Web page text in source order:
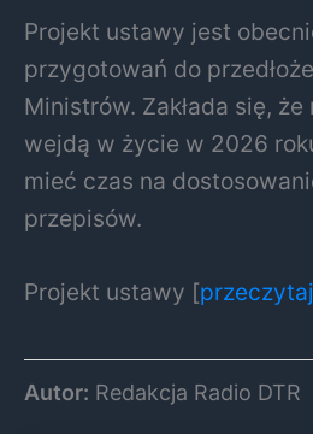
Projekt ustawy jest
przygotowań do
Ministrów. Zakłada się,
wejdą w życie w 2026
mieć czas na
przepisów.
Projekt ustawy [przeczytaj
Autor: Redakcja Radio DTR